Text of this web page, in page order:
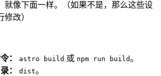
就像下面一样。（如果不是，那么这些设
修改）
： astro build 或 npm run build。
：
dist。